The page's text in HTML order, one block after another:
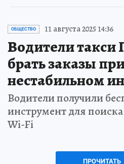
ОБЩЕСТВО 11 августа 2025 14:36
Водители такси
брать заказы
нестабильном
Водители получили
инструмент для
Wi-Fi
ПРОЧИТАТЬ